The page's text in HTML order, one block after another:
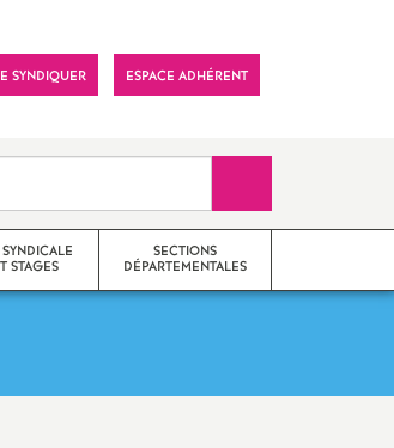
SYNDIQUER ESPACE ADHÉRENT
STAGES
SECTIONS
DÉPARTEMENTALES